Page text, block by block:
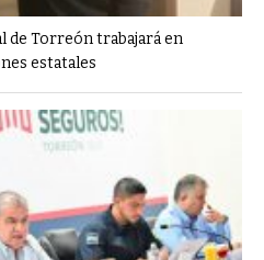
de Torreón trabajará en
estatales